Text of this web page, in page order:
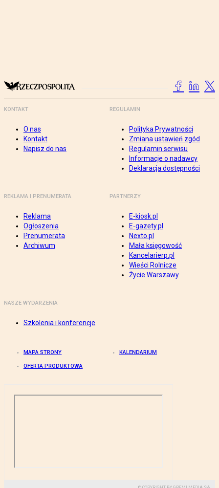
KONTAKT
O nas
Kontakt
Napisz do nas
REGULAMIN
Polityka Prywatności
Zmiana ustawień zgód
Regulamin serwisu
Informacje o nadawcy
Deklaracja dostępności
REKLAMA I PRENUMERATA
Reklama
Ogłoszenia
Prenumerata
Archiwum
PARTNERZY
E-kiosk.pl
E-gazety.pl
Nexto.pl
Mała księgowość
Kancelarierp.pl
Wieści Rolnicze
Życie Warszawy
NASZE WYDARZENIA
Szkolenia i konferencje
MAPA STRONY KALENDARIUM
OFERTA PRODUKTOWA